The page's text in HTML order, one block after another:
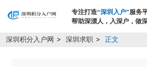
专注打造“深圳入户”服务
帮助深漂人，入深户，做
深圳积分入户网 > 深圳求职 > 正文